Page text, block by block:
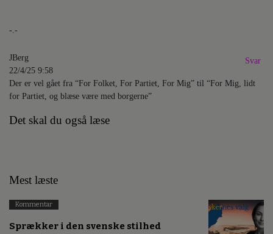
-.-
JBerg
22/4/25 9:58
Der er vel gået fra “For Folket, For Partiet, For Mig” til “For Mig, lidt
for Partiet, og blæse være med borgerne”
Svar
Det skal du også læse
Mest læste
Kommentar
Sprækker i den svenske stilhed